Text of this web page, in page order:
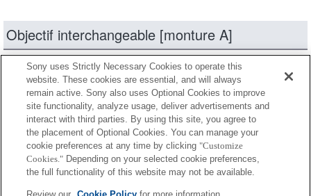
Objectif interchangeable [monture A]
produits Réduire
Entièrement compatible
Compatible, mais avec des restrictions
SAL14TC
Sony uses Strictly Necessary Cookies to operate this
website. These cookies are essential, and will always
remain active. Sony also uses Optional Cookies to improve
site functionality, analyze usage, deliver advertisements and
interact with third parties. By using this site, you agree to
the placement of Optional Cookies. You can manage your
cookie preferences at any time by clicking "Customize
Cookies." Depending on your selected cookie preferences,
the full functionality of this website may not be available.